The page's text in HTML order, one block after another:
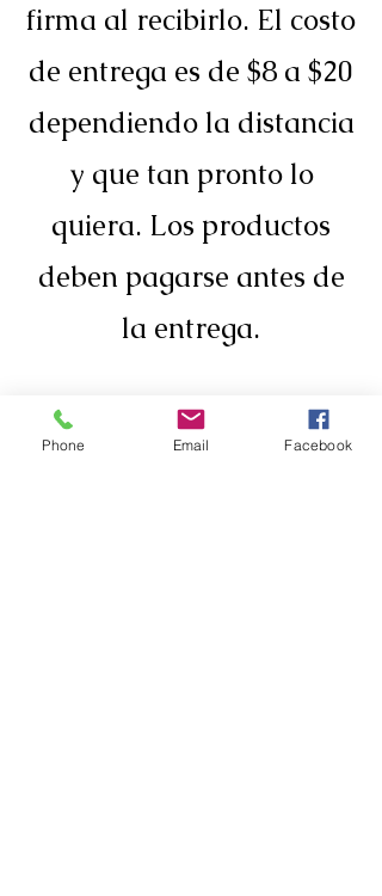
firma al recibirlo. El costo
de entrega es de $8 a $20
dependiendo la distancia
y que tan pronto lo
quiera. Los productos
deben pagarse antes de
la entrega.
Phone Email Facebook